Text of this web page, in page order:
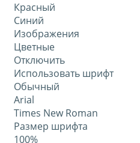
Красный
Синий
Изображения
Цветные
Отключить
Использовать шрифт
Обычный
Arial
Times New Roman
Размер шрифта
100%